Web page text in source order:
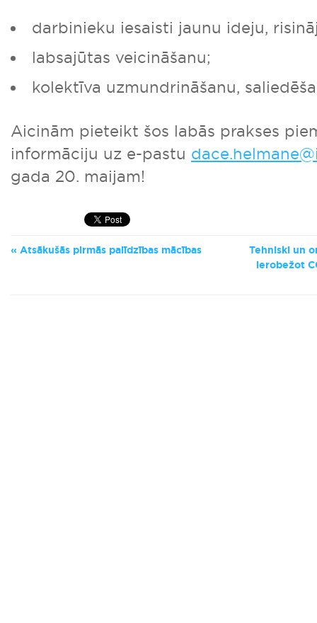
darbinieku iesaisti jaunu ideju,
labsajūtas veicināšanu;
kolektīva uzmundrināšanu,
Aicinām pieteikt šos labās prakses
informāciju uz e-pastu
gada 20. maijam!
Atsākušās pirmās palīdzības mācības
Tehniski un
ierobežot